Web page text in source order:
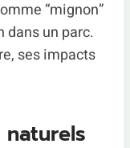
“mignon”
dans un parc.
ses impacts